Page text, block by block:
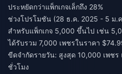
ประหยัดกว่าแพ็กเกจเล็กถึง 28%
ช่วงโปรโมชัน (28 ธ.ค. 2025 - 5 ม.
สำหรับแพ็กเกจ 5,000 ขึ้นไป เช่น
ได้รับรวม 7,000 เพชรในราคา
ขีดจำกัดรายวัน: สูงสุด 10,000 เพชร
ชั่วโมง